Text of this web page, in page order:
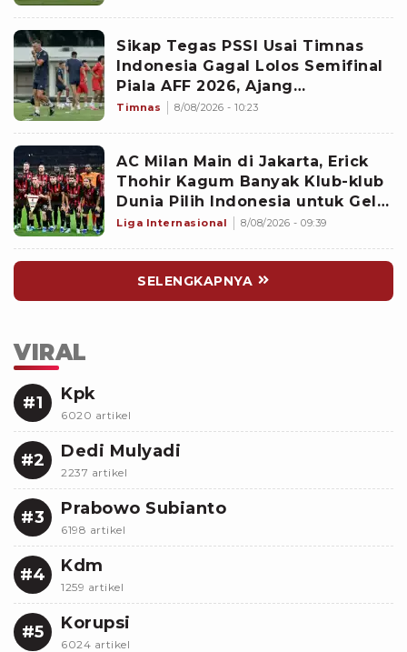
Sikap Tegas PSSI Usai Timnas
Indonesia Gagal Lolos Semifinal
Piala AFF 2026, Ajang
Selanjutnya Jadi Pembuktian
Timnas 8/08/2026 - 10:23
AC Milan Main di Jakarta, Erick
Thohir Kagum Banyak Klub-klub
Dunia Pilih Indonesia untuk Gelar
Pramusim: Dampaknya Positif
Liga Internasional 8/08/2026 - 09:39
SELENGKAPNYA
VIRAL
#1 Kpk
6020 artikel
#2 Dedi Mulyadi
2237 artikel
#3 Prabowo Subianto
6198 artikel
#4 Kdm
1259 artikel
#5 Korupsi
6024 artikel